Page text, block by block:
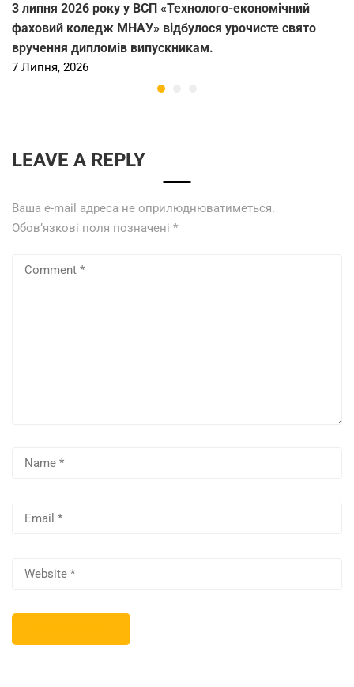
3 липня 2026 року у ВСП «Технолого-економічний
фаховий коледж МНАУ» відбулося урочисте свято
вручення дипломів випускникам.
7 Липня, 2026
LEAVE A REPLY
Ваша e-mail адреса не оприлюднюватиметься.
Обов’язкові поля позначені *